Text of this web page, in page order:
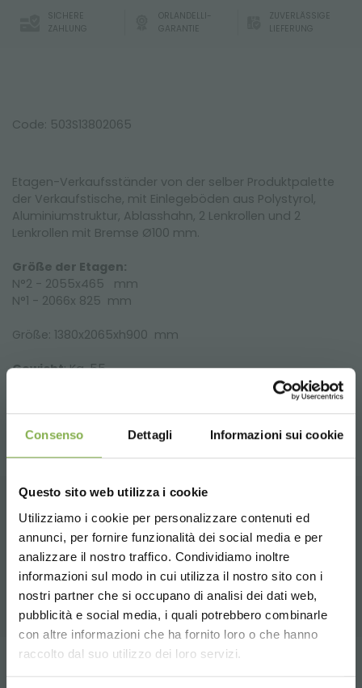
Consenso Dettagli Informazioni sui cookie
Questo sito web utilizza i cookie
Utilizziamo i cookie per personalizzare contenuti ed
annunci, per fornire funzionalità dei social media e per
analizzare il nostro traffico. Condividiamo inoltre
informazioni sul modo in cui utilizza il nostro sito con i
nostri partner che si occupano di analisi dei dati web,
pubblicità e social media, i quali potrebbero combinarle
con altre informazioni che ha fornito loro o che hanno
raccolto dal suo utilizzo dei loro servizi.
SICHERE
ZAHLUNG
ORLANDELLI-
GARANTIE
ZUVERLÄSSIGE
LIEFERUNG
Code: 503S13802065
Etagen-Verkaufsständer von der selber Produktpalette
der Verkaufstische, mit Einlegeböden aus Polystyrol,
Aluminiumstruktur, Ablasshahn, 2 Lenkrollen und 2
Lenkrollen mit Bremse Ø100 mm.
Größe der Etagen:
N°2 - 2055x465 mm
N°1 - 2066x 825 mm
Größe: 1380x2065xh900 mm
Gewicht: Kg. 55
ZUGEHÖRIGE PRODUKTE
Eine Auswahl der besten Produkte zum Verkauf
auf orlandelli.it
Choose the country you are in and your
language for a better browsing experience
TAUCHE EIN IN UNSERE
WELT!
Ein kleines Geschenk für dich...
5 % Rabattauf deine erste Bestellung *
2 % Rabatt immerauf tutti deine
zukünftigen Einkäufe *
DATENBLATT
HERUNTERLADEN
Melden Sie sich an oder